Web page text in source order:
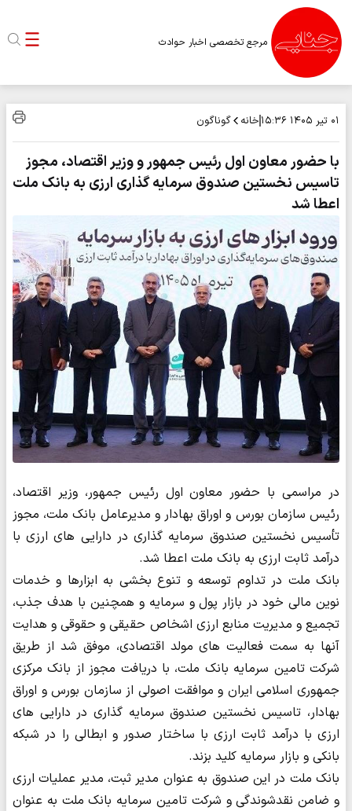
مرجع تخصصی اخبار حوادث
۰۱ تیر ۱۴۰۵ ۱۵:۳۶ خانه گوناگون
با حضور معاون اول رئیس جمهور و وزیر اقتصاد، مجوز
تاسیس نخستین صندوق سرمایه گذاری ارزی به بانک ملت
اعطا شد
در مراسمی با حضور معاون اول رئیس جمهور، وزیر اقتصاد،
رئیس سازمان بورس و اوراق بهادار و مدیرعامل بانک ملت، مجوز
تأسیس نخستین صندوق سرمایه‌ گذاری در دارایی‌ های ارزی با
درآمد ثابت ارزی به بانک ملت اعطا شد.
بانک ملت در تداوم توسعه و تنوع بخشی به ابزارها و خدمات
نوین مالی خود در بازار پول و سرمایه و همچنین با هدف جذب،
تجمیع و مدیریت منابع ارزی اشخاص حقیقی و حقوقی و هدایت
آنها به سمت فعالیت های مولد اقتصادی، موفق شد از طریق
شرکت تامین سرمایه بانک ملت، با دریافت مجوز از بانک مرکزی
جمهوری اسلامی ایران و موافقت اصولی از سازمان بورس و اوراق
بهادار، تاسیس نخستین صندوق سرمایه ‌گذاری در دارایی های
ارزی با درآمد ثابت ارزی با ساختار صدور و ابطالی را در شبکه
بانکی و بازار سرمایه کلید بزند.
بانک ملت در این صندوق به عنوان مدیر ثبت، مدیر عملیات ارزی
و ضامن نقدشوندگی و شرکت تامین سرمایه بانک ملت به عنوان